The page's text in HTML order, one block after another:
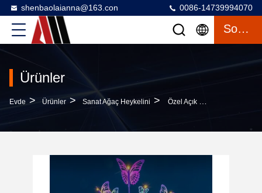
shenbaolaianna@163.con 0086-14739994070
Sohbet
Ürünler
Evde > Ürünler > Sanat Ağaç Heykelini > Özel Açık Hava Büyük Renkli Kelebek Maskot Heykeli LED Işıklı Yaratıcı Kare Sokak Lambası